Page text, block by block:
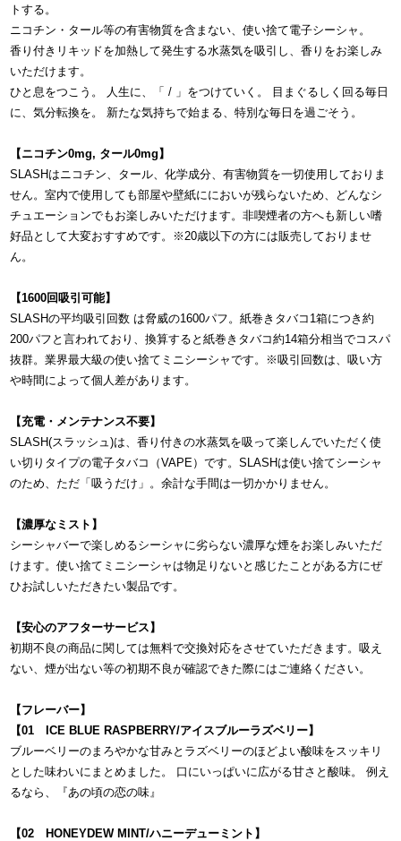
トする。
ニコチン・タール等の有害物質を含まない、使い捨て電子シーシャ。
香り付きリキッドを加熱して発生する水蒸気を吸引し、香りをお楽しみ
いただけます。
ひと息をつこう。 人生に、「 / 」をつけていく。 目まぐるしく回る毎日
に、気分転換を。 新たな気持ちで始まる、特別な毎日を過ごそう。
【ニコチン0mg, タール0mg】
SLASHはニコチン、タール、化学成分、有害物質を一切使用しておりま
せん。室内で使用しても部屋や壁紙ににおいが残らないため、どんなシ
チュエーションでもお楽しみいただけます。非喫煙者の方へも新しい嗜
好品として大変おすすめです。※20歳以下の方には販売しておりませ
ん。
【1600回吸引可能】
SLASHの平均吸引回数 は脅威の1600パフ。紙巻きタバコ1箱につき約
200パフと言われており、換算すると紙巻きタバコ約14箱分相当でコスパ
抜群。業界最大級の使い捨てミニシーシャです。※吸引回数は、吸い方
や時間によって個人差があります。
【充電・メンテナンス不要】
SLASH(スラッシュ)は、香り付きの水蒸気を吸って楽しんでいただく使
い切りタイプの電子タバコ（VAPE）です。SLASHは使い捨てシーシャ
のため、ただ「吸うだけ」。余計な手間は一切かかりません。
【濃厚なミスト】
シーシャバーで楽しめるシーシャに劣らない濃厚な煙をお楽しみいただ
けます。使い捨てミニシーシャは物足りないと感じたことがある方にぜ
ひお試しいただきたい製品です。
【安心のアフターサービス】
初期不良の商品に関しては無料で交換対応をさせていただきます。吸え
ない、煙が出ない等の初期不良が確認できた際にはご連絡ください。
【フレーバー】
【01 ICE BLUE RASPBERRY/アイスブルーラズベリー】
ブルーベリーのまろやかな甘みとラズベリーのほどよい酸味をスッキリ
とした味わいにまとめました。 口にいっぱいに広がる甘さと酸味。 例え
るなら、『あの頃の恋の味』
【02 HONEYDEW MINT/ハニーデューミント】